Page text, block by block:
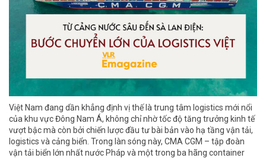
Việt Nam đang dần khẳng định vị thế là trung tâm logistics mới nổi
của khu vực Đông Nam Á, không chỉ nhờ tốc độ tăng trưởng kinh tế
vượt bậc mà còn bởi chiến lược đầu tư bài bản vào hạ tầng vận tải,
logistics và cảng biển. Trong làn sóng này, CMA CGM – tập đoàn
vận tải biển lớn nhất nước Pháp và một trong ba hãng container